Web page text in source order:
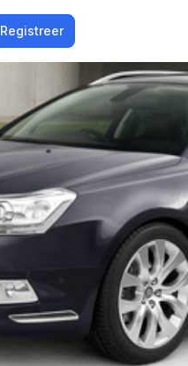
Registreer